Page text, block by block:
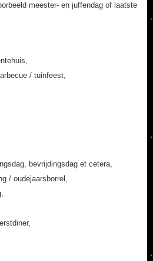
meester- en juffendag of laatste
/ tuinfeest,
bevrijdingsdag et cetera,
/ oudejaarsborrel,